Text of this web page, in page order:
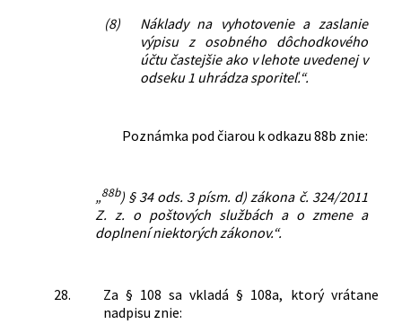
(8)
Náklady na vyhotovenie a zaslanie
výpisu z osobného dôchodkového
účtu častejšie ako v lehote uvedenej v
odseku 1 uhrádza sporiteľ.“.
Poznámka pod čiarou k odkazu 88b znie:
„88b) § 34 ods. 3 písm. d) zákona č. 324/2011
Z. z. o poštových službách a o zmene a
doplnení niektorých zákonov.“.
28.
Za § 108 sa vkladá § 108a, ktorý vrátane
nadpisu znie: